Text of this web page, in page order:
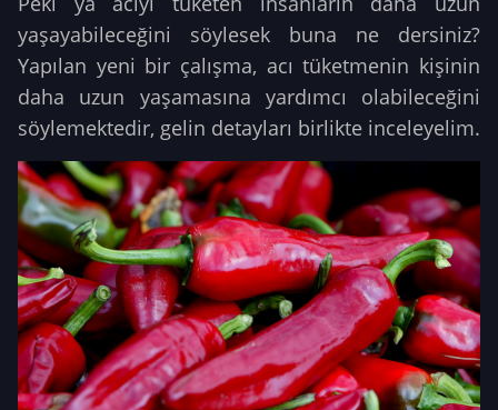
yaşayabileceğini söylesek buna ne dersiniz?
Yapılan yeni bir çalışma, acı tüketmenin kişinin
daha uzun yaşamasına yardımcı olabileceğini
söylemektedir, gelin detayları birlikte inceleyelim.